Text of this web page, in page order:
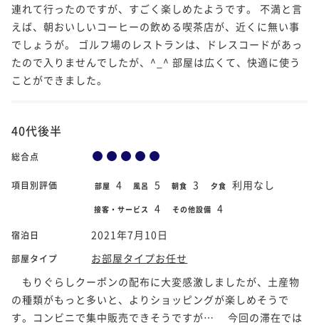
連れて行ったのですが、すごく楽しめたようです。 不満と言
えば、朝おいしいコーヒーの飲める喫茶店が、近くに無い事
でしょうが。 ゴルフ場のレストランは、ドレスコードがあっ
たので入りませんでしたが、^_^ 部屋は広くて、快適に使う
ことができました。
40代後半
総合点
項目別評価 部屋 4 風呂 5 朝食 3 夕食 利用なし
接客・サービス 4 その他設備 4
宿泊日 2021年7月10日
部屋タイプ
お部屋タイプお任せ
もりぐらしクーポンの配布に大変感激しましたが、土産物
の種類がもっと多いと、よりショッピングが楽しめそうで
す。コンビニで集中販売できそうですが… 今回の滞在では